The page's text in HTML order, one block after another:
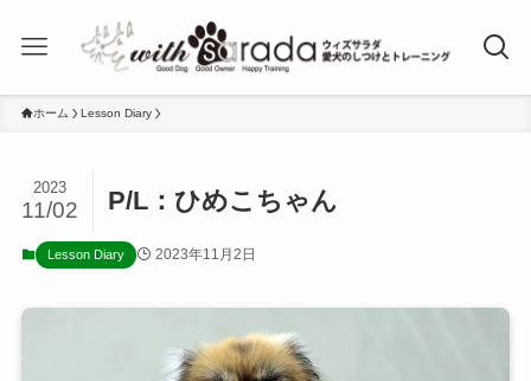
ホーム Lesson Diary
P/L：ひめこちゃん
2023
11/02
Lesson Diary 2023年11月2日